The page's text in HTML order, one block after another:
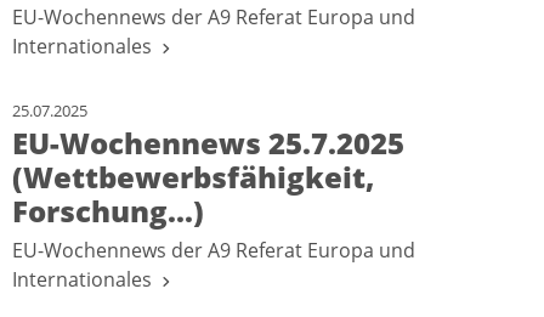
EU-Wochennews der A9 Referat Europa und
Internationales
25.07.2025
EU-Wochennews 25.7.2025
(Wettbewerbsfähigkeit,
Forschung...)
EU-Wochennews der A9 Referat Europa und
Internationales